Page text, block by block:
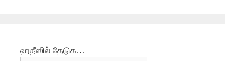
ஹதீஸில் தேடுக…